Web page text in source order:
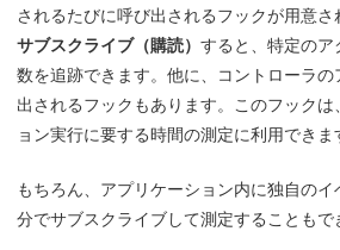
されるたびに呼び出されるフックが用意
サブスクライブ（購読） すると、特定のア
数を追跡できます。他に、コントローラ
出されるフックもあります。このフック
ョン実行に要する時間の測定に利用できま
もちろん、アプリケーション内に独自の
分でサブスクライブして測定することもで